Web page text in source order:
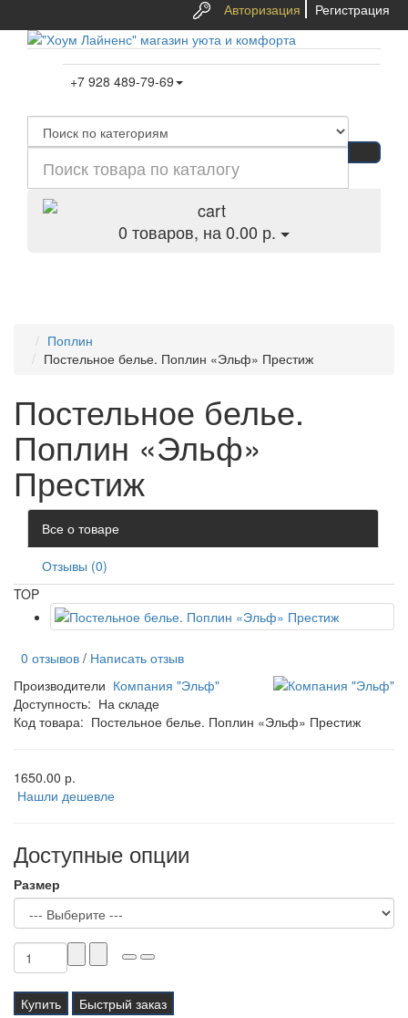
Авторизация Регистрация
+7 928 489-79-69
0 товаров, на 0.00 р.
Поплин
Постельное белье. Поплин «Эльф» Престиж
Постельное белье.
Поплин «Эльф»
Престиж
Все о товаре
Отзывы (0)
TOP
0 отзывов / Написать отзыв
Производители Компания "Эльф"
Доступность: На складе
Код товара: Постельное белье. Поплин «Эльф» Престиж
1650.00 р.
Нашли дешевле
Доступные опции
Размер
Купить Быстрый заказ